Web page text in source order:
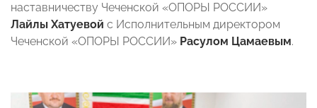
наставничеству Чеченской «ОПОРЫ РОССИИ»
Лайлы Хатуевой с Исполнительным директором
Чеченской «ОПОРЫ РОССИИ» Расулом Цамаевым.